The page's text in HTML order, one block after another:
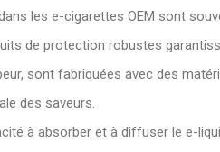
les e-cigarettes OEM sont
de protection robustes
sont fabriquées avec des
des saveurs.
à absorber et à diffuser le e-